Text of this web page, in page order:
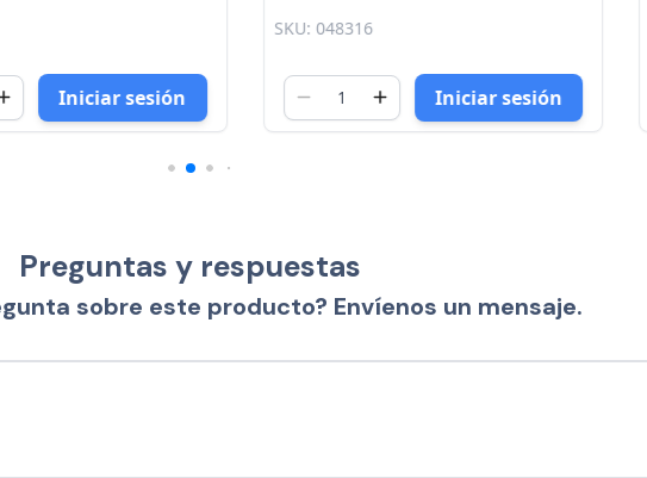
Iniciar sesión
SKU: 048316
Iniciar sesión
SKU:
Preguntas y respuestas
sobre este producto? Envíenos un mensaje.